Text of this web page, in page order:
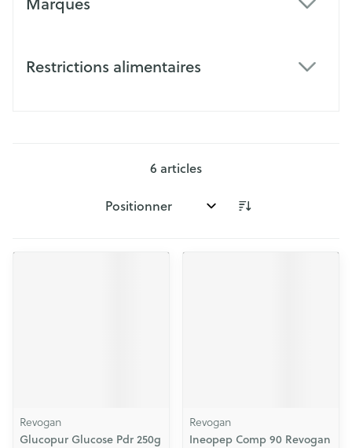
Restrictions alimentaires
6 articles
Trier par:
Revogan
Glucopur Glucose Pdr 250g
Revogan
Ineopep Comp 90 Revogan